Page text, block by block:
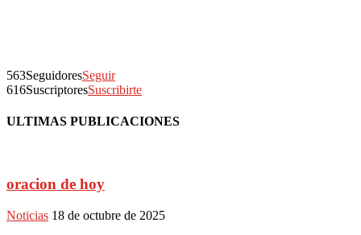
563SeguidoresSeguir
616SuscriptoresSuscribirte
ULTIMAS PUBLICACIONES
oracion de hoy
Noticias 18 de octubre de 2025